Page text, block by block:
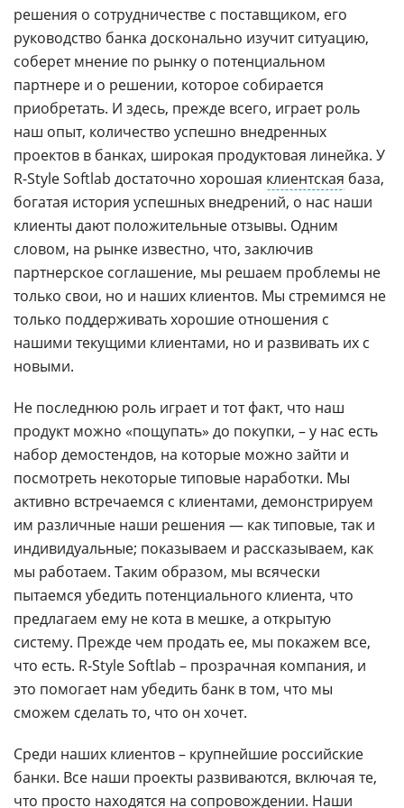
решения о сотрудничестве с поставщиком, его
руководство банка досконально изучит ситуацию,
соберет мнение по рынку о потенциальном
партнере и о решении, которое собирается
приобретать. И здесь, прежде всего, играет роль
наш опыт, количество успешно внедренных
проектов в банках, широкая продуктовая линейка. У
R-Style Softlab достаточно хорошая клиентская база,
богатая история успешных внедрений, о нас наши
клиенты дают положительные отзывы. Одним
словом, на рынке известно, что, заключив
партнерское соглашение, мы решаем проблемы не
только свои, но и наших клиентов. Мы стремимся не
только поддерживать хорошие отношения с
нашими текущими клиентами, но и развивать их с
новыми.
Не последнюю роль играет и тот факт, что наш
продукт можно «пощупать» до покупки, – у нас есть
набор демостендов, на которые можно зайти и
посмотреть некоторые типовые наработки. Мы
активно встречаемся с клиентами, демонстрируем
им различные наши решения — как типовые, так и
индивидуальные; показываем и рассказываем, как
мы работаем. Таким образом, мы всячески
пытаемся убедить потенциального клиента, что
предлагаем ему не кота в мешке, а открытую
систему. Прежде чем продать ее, мы покажем все,
что есть. R-Style Softlab – прозрачная компания, и
это помогает нам убедить банк в том, что мы
сможем сделать то, что он хочет.
Среди наших клиентов – крупнейшие российские
банки. Все наши проекты развиваются, включая те,
что просто находятся на сопровождении. Наши